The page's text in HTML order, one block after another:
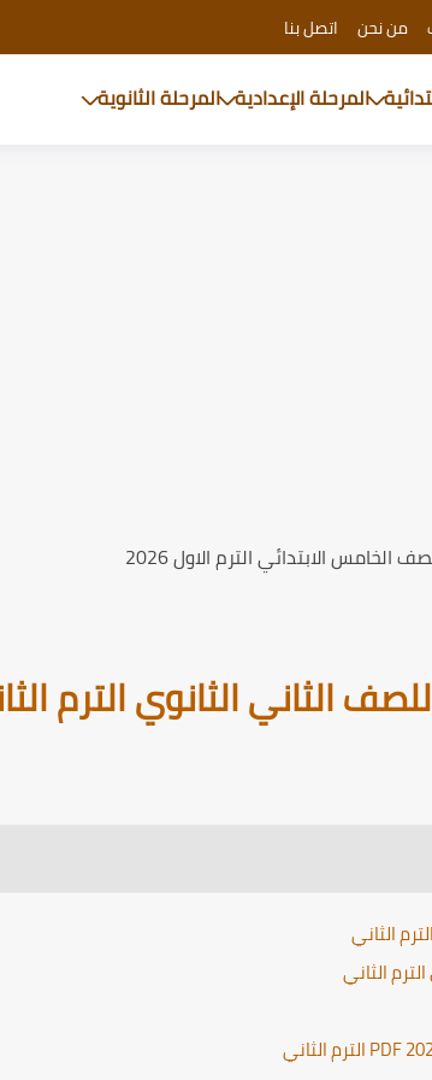
من نحن اتصل بنا
المرحلة الإعدادية المرحلة الثانوية
الابتدائي الترم الاول 2026
الثاني الثانوي الترم
الثاني
الثاني